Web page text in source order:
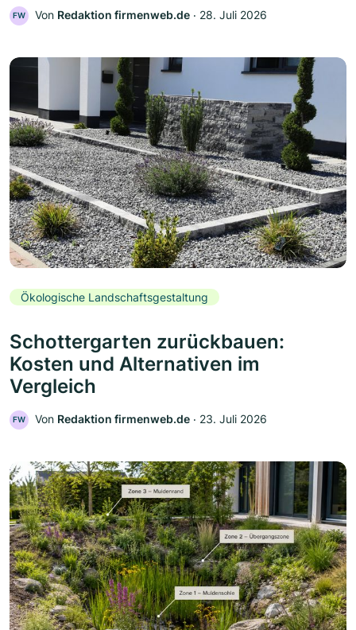
FW Von Redaktion firmenweb.de ‧ 28. Juli 2026
Ökologische Landschaftsgestaltung
Schottergarten zurückbauen:
Kosten und Alternativen im
Vergleich
FW Von Redaktion firmenweb.de ‧ 23. Juli 2026